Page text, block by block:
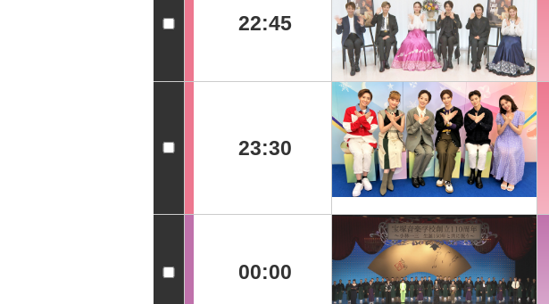
22:45
23:30
00:00